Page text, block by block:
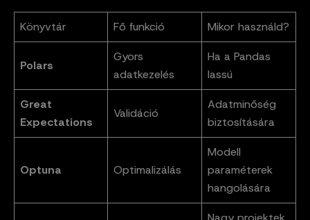
Könyvtár Fő funkció Mikor használd?
Polars
Gyors
adatkezelés
Ha a Pandas
lassú
Great
Expectations
Validáció
Adatminőség
biztosítására
Optuna Optimalizálás
Modell
paraméterek
hangolására